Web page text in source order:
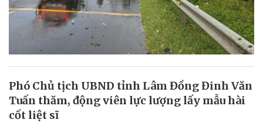
Phó Chủ tịch UBND tỉnh Lâm Đồng Đinh Văn
Tuấn thăm, động viên lực lượng lấy mẫu hài
cốt liệt sĩ